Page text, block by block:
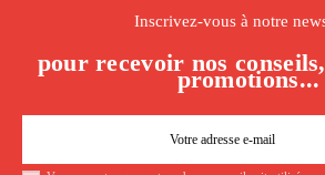
Inscrivez-vous à notre
pour recevoir nos
promotions...